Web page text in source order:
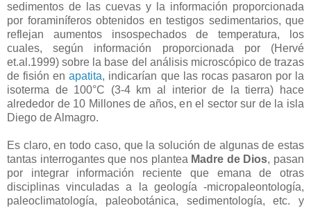
sedimentos de las cuevas y la información proporcionada
por foraminíferos obtenidos en testigos sedimentarios, que
reflejan aumentos insospechados de temperatura, los
cuales, según información proporcionada por (Hervé
et.al.1999) sobre la base del análisis microscópico de trazas
de fisión enapatita, indicarían que las rocas pasaron por la
isoterma de 100°C (3-4 km al interior de la tierra) hace
alrededor de 10 Millones de años, en el sector sur de la isla
Diego de Almagro.
Es claro, en todo caso, que la solución de algunas de estas
tantas interrogantes que nos plantea Madre de Dios, pasan
por integrar información reciente que emana de otras
disciplinas vinculadas a la geología -micropaleontología,
paleoclimatología, paleobotánica, sedimentología, etc. y